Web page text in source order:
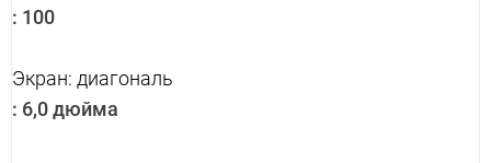
: 100
Экран: диагональ
: 6,0 дюйма